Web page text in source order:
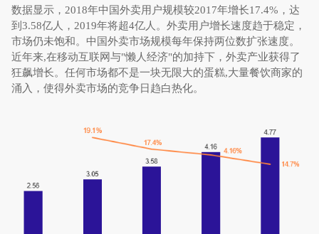
数据显示，2018年中国外卖用户规模较2017年增长17.4%，达
到3.58亿人，2019年将超4亿人。外卖用户增长速度趋于稳定，
市场仍未饱和。中国外卖市场规模每年保持两位数扩张速度。
近年来,在移动互联网与"懒人经济"的加持下，外卖产业获得了
狂飙增长。任何市场都不是一块无限大的蛋糕,大量餐饮商家的
涌入，使得外卖市场的竞争日趋白热化。